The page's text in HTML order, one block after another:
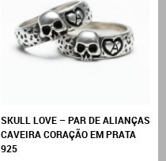
SKULL LOVE – PAR DE ALIANÇAS
CAVEIRA CORAÇÃO EM PRATA
925